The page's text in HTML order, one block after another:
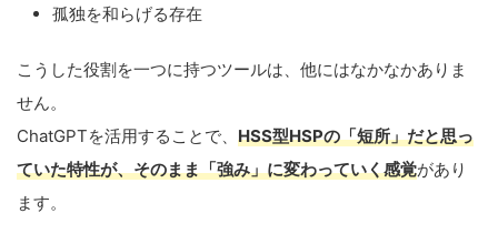
孤独を和らげる存在
こうした役割を一つに持つツールは、他にはなかなかありま
せん。
ChatGPTを活用することで、 HSS型HSPの「短所」だと思っ
ていた特性が、そのまま「強み」に変わっていく感覚があり
ます。